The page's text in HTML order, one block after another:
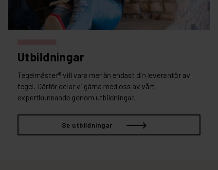
Utbildningar
Tegelmäster® vill vara mer än endast din leverantör av
tegel. Därför delar vi gärna med oss av vårt
expertkunnande genom utbildningar.
Se utbildningar